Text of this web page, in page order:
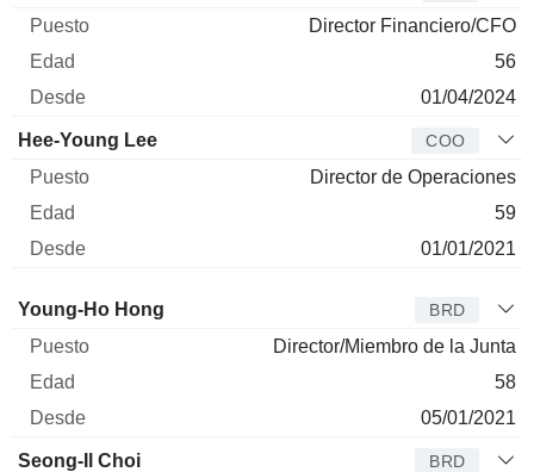
Director Financiero/CFO
56
01/04/2024
Hee-Young Lee COO
Director de Operaciones
59
01/01/2021
Administrador Puesto
Young-Ho Hong BRD
Director/Miembro de la Junta
58
05/01/2021
Seong-Il Choi BRD